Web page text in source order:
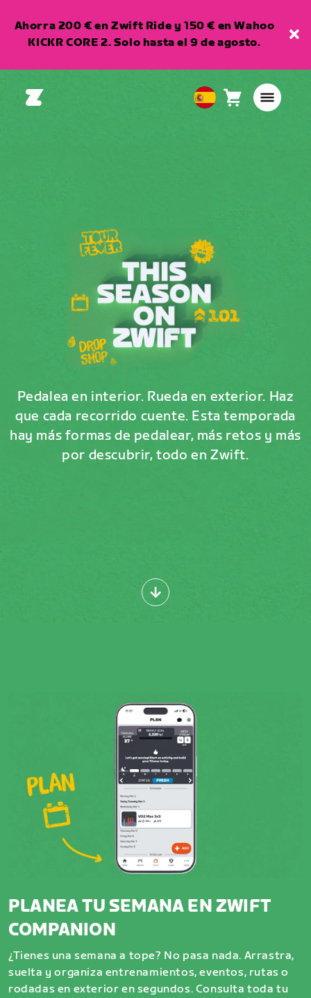
Ahorra 200 € en Zwift Ride y 150 € en Wahoo
KICKR CORE 2. Solo hasta el 9 de agosto.
EuropeanCarro0
artículos
Pedalea en interior. Rueda en exterior. Haz
que cada recorrido cuente. Esta temporada
hay más formas de pedalear, más retos y más
por descubrir, todo en Zwift.
PLANEA TU SEMANA EN ZWIFT
COMPANION
¿Tienes una semana a tope? No pasa nada. Arrastra,
suelta y organiza entrenamientos, eventos, rutas o
rodadas en exterior en segundos. Consulta toda tu